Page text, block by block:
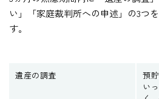
い」「家庭裁判所への申述」の3つ
す。
遺産の調査
預
い